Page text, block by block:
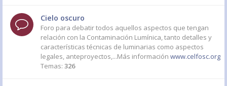
Cielo oscuro
Foro para debatir todos aquellos aspectos que tengan
relación con la Contaminación Lumínica, tanto detalles y
características técnicas de luminarias como aspectos
legales, anteproyectos,...Más información www.celfosc.org
Temas: 326